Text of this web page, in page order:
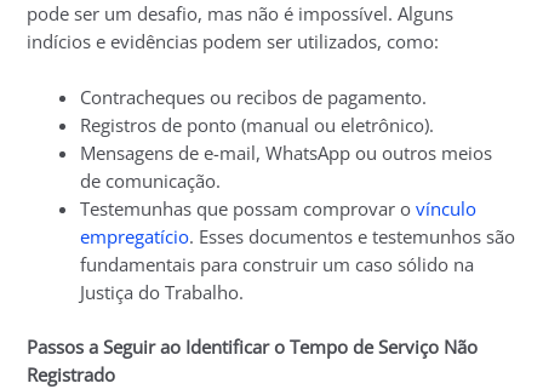
pode ser um desafio, mas não é impossível. Alguns
indícios e evidências podem ser utilizados, como:
Contracheques ou recibos de pagamento.
Registros de ponto (manual ou eletrônico).
Mensagens de e-mail, WhatsApp ou outros meios
de comunicação.
Testemunhas que possam comprovar ovínculo
empregatício. Esses documentos e testemunhos são
fundamentais para construir um caso sólido na
Justiça do Trabalho.
Passos a Seguir ao Identificar o Tempo de Serviço Não
Registrado